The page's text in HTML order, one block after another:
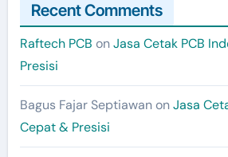
Recent Comments
Raftech PCB onJasa Cetak PCB
Presisi
Bagus Fajar SeptiawanonJasa
Cepat & Presisi